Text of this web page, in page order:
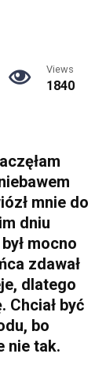
Views
1840
mnie do
dniu
mocno
zdawał
dlatego
Chciał być
bo
nie tak.